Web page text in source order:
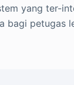
yang ter-
bagi petugas